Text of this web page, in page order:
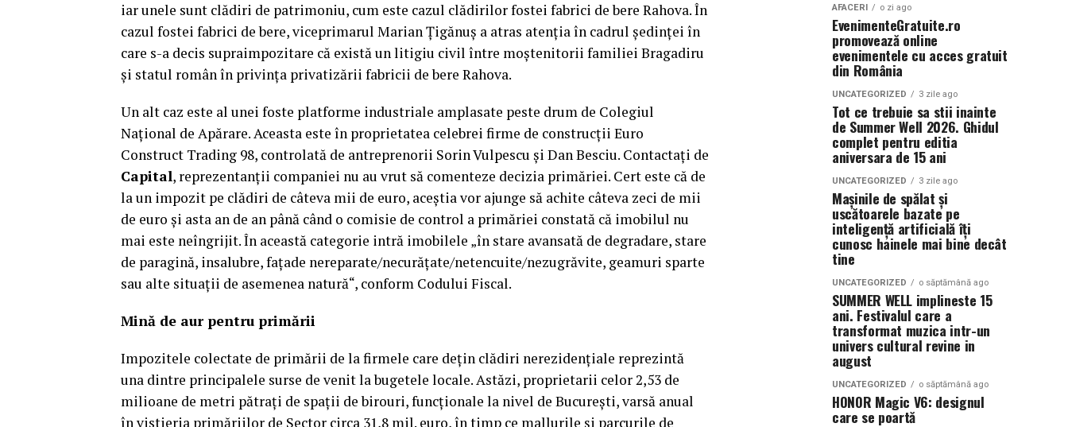
iar unele sunt clădiri de patrimoniu, cum este cazul clădirilor fostei fabrici de bere Rahova. În
cazul fostei fabrici de bere, viceprimarul Marian Ţigănuş a atras atenţia în cadrul şedinţei în
care s-a decis supraimpozitare că există un litigiu civil între moştenitorii familiei Bragadiru
şi statul român în privinţa privatizării fabricii de bere Rahova.
Un alt caz este al unei foste platforme industriale amplasate peste drum de Colegiul
Naţional de Apărare. Aceasta este în proprietatea celebrei firme de construcţii Euro
Construct Trading 98, controlată de antreprenorii Sorin Vulpescu şi Dan Besciu. Contactaţi de
Capital, reprezentanţii companiei nu au vrut să comenteze decizia primăriei. Cert este că de
la un impozit pe clădiri de câteva mii de euro, aceştia vor ajunge să achite câteva zeci de mii
de euro şi asta an de an până când o comisie de control a primăriei constată că imobilul nu
mai este neîngrijit. În această categorie intră imobilele „în stare avansată de degradare, stare
de paragină, insalubre, faţade nereparate/necurăţate/netencuite/nezugrăvite, geamuri sparte
sau alte situaţii de asemenea natură“, conform Codului Fiscal.
Mină de aur pentru primării
Impozitele colectate de primării de la firmele care deţin clădiri nerezidenţiale reprezintă
una dintre principalele surse de venit la bugetele locale. Astăzi, proprietarii celor 2,53 de
milioane de metri pătraţi de spaţii de birouri, funcţionale la nivel de Bucureşti, varsă anual
în vistieria primăriilor de Sector circa 31,8 mil. euro, în timp ce mallurile şi parcurile de
AFACERI o zi ago
EvenimenteGratuite.ro
promovează online
evenimentele cu acces gratuit
din România
UNCATEGORIZED 3 zile ago
Tot ce trebuie sa stii inainte
de Summer Well 2026. Ghidul
complet pentru editia
aniversara de 15 ani
UNCATEGORIZED 3 zile ago
Mașinile de spălat și
uscătoarele bazate pe
inteligență artificială îți
cunosc hainele mai bine decât
tine
UNCATEGORIZED o săptămână ago
SUMMER WELL implineste 15
ani. Festivalul care a
transformat muzica intr-un
univers cultural revine in
august
UNCATEGORIZED o săptămână ago
HONOR Magic V6: designul
care se poartă